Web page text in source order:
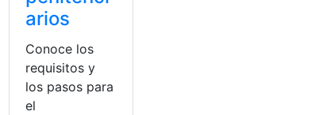
arios
Conoce los
requisitos y
los pasos para
el